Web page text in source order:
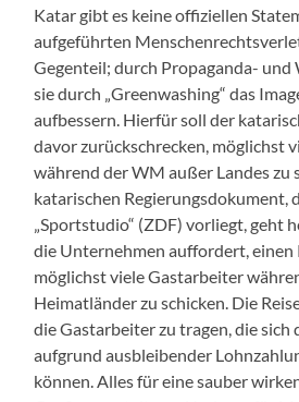
Katar gibt es keine offiziellen
aufgeführten
Gegenteil; durch Propaganda- und
sie durch „Greenwashing“ das
aufbessern. Hierfür soll der
davor zurückschrecken, möglichst
während der WM außer Landes zu
katarischen Regierungsdokument,
„Sportstudio“ (ZDF) vorliegt, geht
die Unternehmen auffordert, einen
möglichst viele Gastarbeiter
Heimatländer zu schicken. Die
die Gastarbeiter zu tragen, die sich
aufgrund ausbleibender
können. Alles für eine sauber